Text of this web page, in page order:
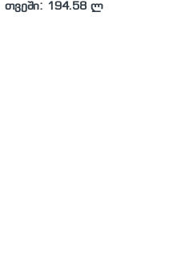
თვეში: 194.58 ლ